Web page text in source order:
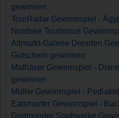
gewinnen
TourRadar Gewinnspiel -
Nordsee Tourismus
Altmarkt-Galerie Dresden
Gutschein gewinnen
Mathäser Gewinnspiel -
gewinnen
Müller Gewinnspiel -
Eatsmarter Gewinnspiel -
Dortmunder Stadtwerke